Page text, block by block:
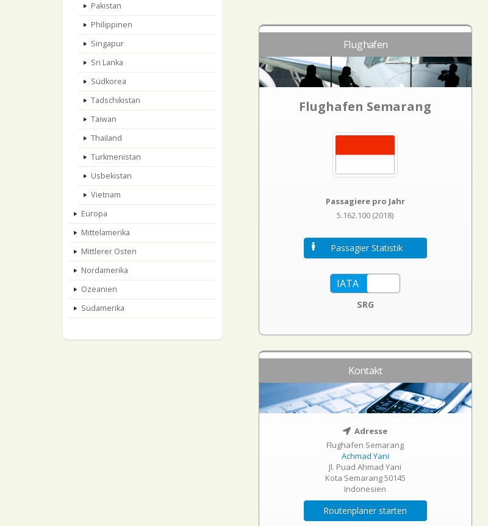
Pakistan
Philippinen
Singapur
Sri Lanka
Südkorea
Tadschikistan
Taiwan
Thailand
Turkmenistan
Usbekistan
Vietnam
Europa
Mittelamerika
Mittlerer Osten
Nordamerika
Ozeanien
Südamerika
Flughafen
Flughafen Semarang
Passagiere pro Jahr
5.162.100 (2018)
Passagier Statistik
SRG
Kontakt
Adresse
Flughafen Semarang
Achmad Yani
Jl. Puad Ahmad Yani
Kota Semarang 50145
Indonesien
Routenplaner starten